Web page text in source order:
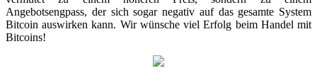
Angebotsengpass, der sich sogar negativ auf das gesamte System
Bitcoin auswirken kann. Wir wünsche viel Erfolg beim Handel mit
Bitcoins!